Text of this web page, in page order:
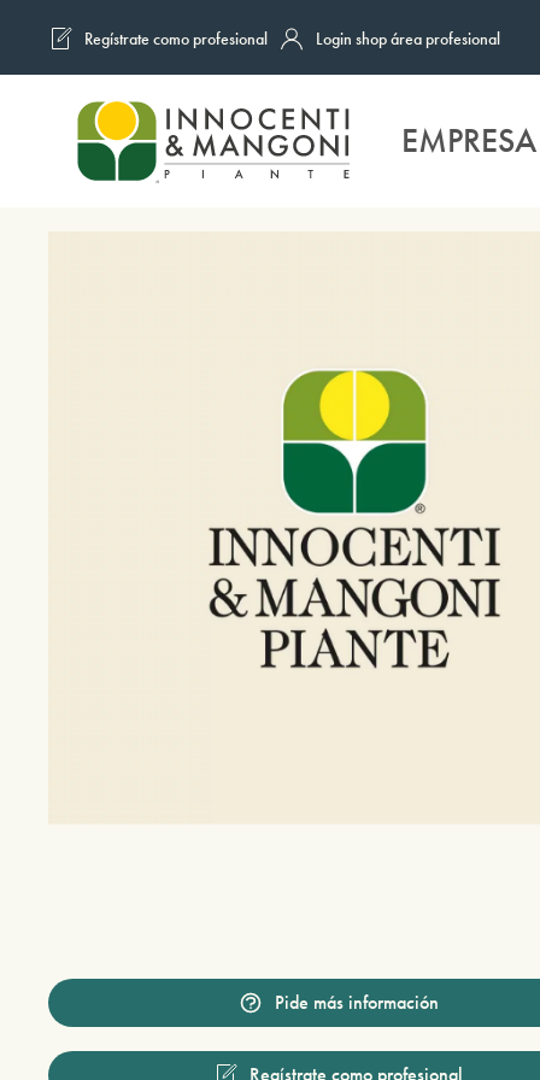
Skip to main content
Regístrate como profesional Login shop área profesional
EMPRESA
Pide más información
Regístrate como profesional